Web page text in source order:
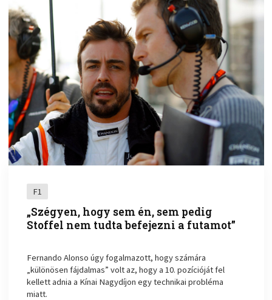
F1
„Szégyen, hogy sem én, sem pedig
Stoffel nem tudta befejezni a futamot”
Fernando Alonso úgy fogalmazott, hogy számára
„különösen fájdalmas” volt az, hogy a 10. pozícióját fel
kellett adnia a Kínai Nagydíjon egy technikai probléma
miatt.